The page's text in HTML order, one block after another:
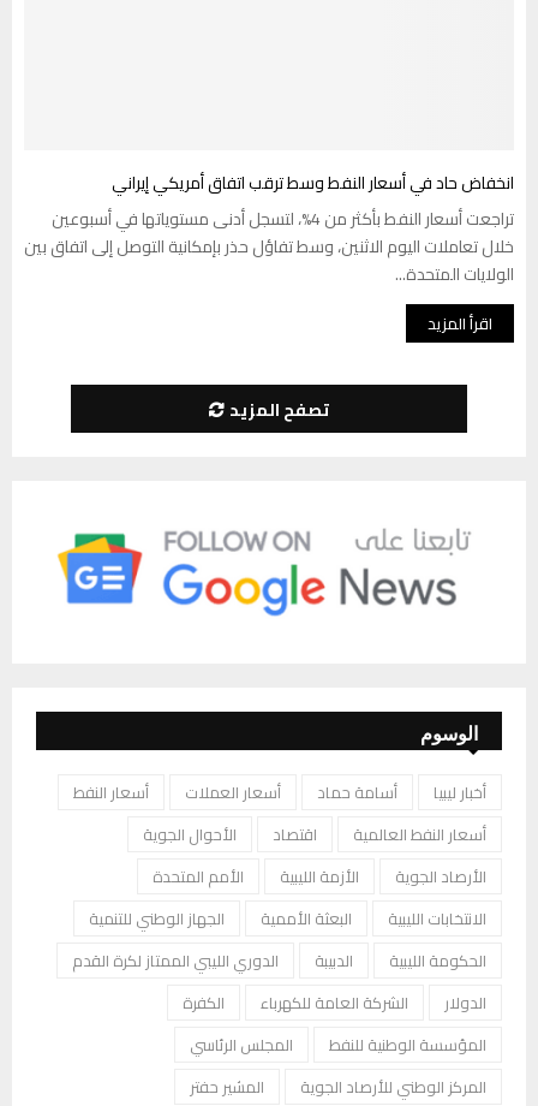
انخفاض حاد في أسعار النفط وسط ترقب اتفاق أمريكي إيراني
تراجعت أسعار النفط بأكثر من 4%، لتسجل أدنى مستوياتها في أسبوعين
خلال تعاملات اليوم الاثنين، وسط تفاؤل حذر بإمكانية التوصل إلى اتفاق بين
الولايات المتحدة...
اقرأ المزيد
تصفح المزيد
الوسوم
أخبار ليبيا أسامة حماد أسعار العملات
أسعار النفط
أسعار النفط العالمية
اقتصاد
الأحوال الجوية
الأرصاد الجوية
الأزمة الليبية
الأمم المتحدة
الانتخابات الليبية
البعثة الأممية
الجهاز الوطني للتنمية
الحكومة الليبية
الدبيبة
الدوري الليبي الممتاز لكرة القدم
الدولار
الشركة العامة للكهرباء
الكفرة
المؤسسة الوطنية للنفط
المجلس الرئاسي
المركز الوطني للأرصاد الجوية
المشير حفتر